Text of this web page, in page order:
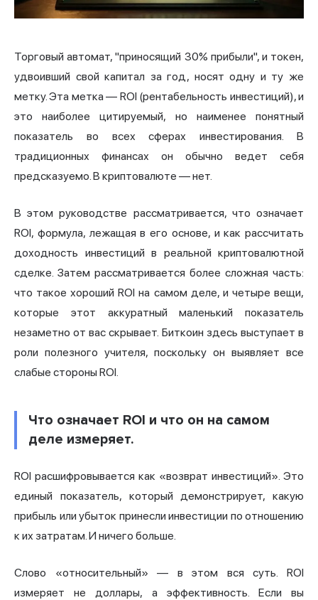
Торговый автомат, "приносящий 30% прибыли", и токен,
удвоивший свой капитал за год, носят одну и ту же
метку. Эта метка — ROI (рентабельность инвестиций), и
это наиболее цитируемый, но наименее понятный
показатель во всех сферах инвестирования. В
традиционных финансах он обычно ведет себя
предсказуемо. В криптовалюте — нет.
В этом руководстве рассматривается, что означает
ROI, формула, лежащая в его основе, и как рассчитать
доходность инвестиций в реальной криптовалютной
сделке. Затем рассматривается более сложная часть:
что такое хороший ROI на самом деле, и четыре вещи,
которые этот аккуратный маленький показатель
незаметно от вас скрывает. Биткоин здесь выступает в
роли полезного учителя, поскольку он выявляет все
слабые стороны ROI.
Что означает ROI и что он на самом
деле измеряет.
ROI расшифровывается как «возврат инвестиций». Это
единый показатель, который демонстрирует, какую
прибыль или убыток принесли инвестиции по отношению
к их затратам. И ничего больше.
Слово «относительный» — в этом вся суть. ROI
измеряет не доллары, а эффективность. Если вы